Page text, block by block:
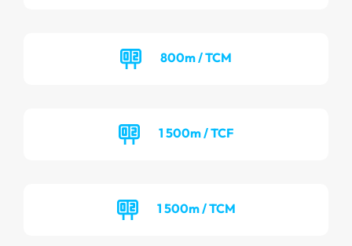
800m / TCM
1 500m / TCF
1 500m / TCM